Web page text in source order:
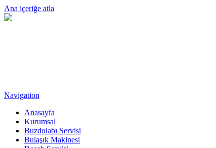
Ana içeriğe atla
Navigation
Anasayfa
Kurumsal
Buzdolabı Servisi
Bulaşık Makinesi